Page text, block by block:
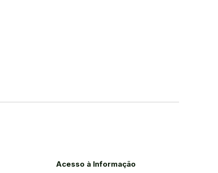
Acesso à Informação